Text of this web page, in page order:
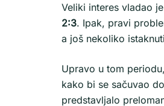
Veliki interes vladao
2:3. Ipak, pravi
a još nekoliko
Upravo u tom periodu,
kako bi se sačuvao
predstavljalo